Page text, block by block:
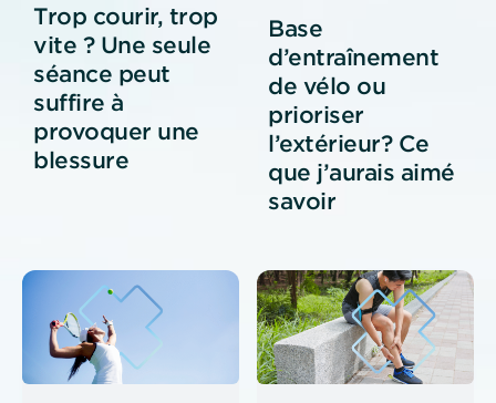
Trop courir, trop
vite ? Une seule
séance peut
suffire à
provoquer une
blessure
Base
d’entraînement
de vélo ou
prioriser
l’extérieur? Ce
que j’aurais aimé
savoir